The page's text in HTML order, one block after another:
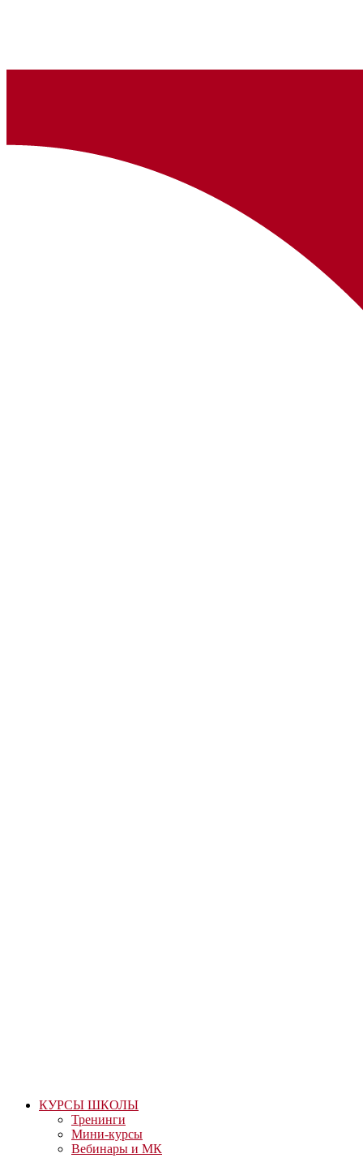
КУРСЫ ШКОЛЫ
Тренинги
Мини-курсы
Вебинары и МК